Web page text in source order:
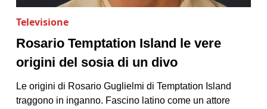
Televisione
Rosario Temptation Island le vere
origini del sosia di un divo
Le origini di Rosario Guglielmi di Temptation Island
traggono in inganno. Fascino latino come un attore